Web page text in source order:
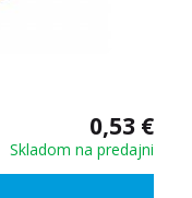
0,53 €
Skladom na predajni